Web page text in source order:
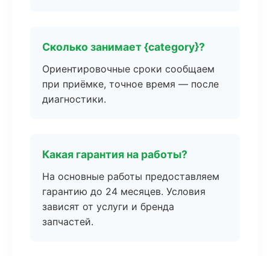
Сколько занимает {category}?
Ориентировочные сроки сообщаем
при приёмке, точное время — после
диагностики.
Какая гарантия на работы?
На основные работы предоставляем
гарантию до 24 месяцев. Условия
зависят от услуги и бренда
запчастей.